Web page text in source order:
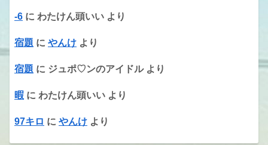
-6 に わたけん頭いい より
宿題 に やんけ より
宿題 に ジュポ♡ンのアイドルより
暇 に わたけん頭いい より
97キロ に やんけ より